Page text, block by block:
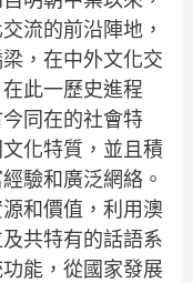
流的前沿陣地，
，在中外文化交
此一歷史進程
同在的社會特
化特質，並且積
驗和廣泛網絡。
和價值，利用澳
共特有的話語系
能，從國家發展